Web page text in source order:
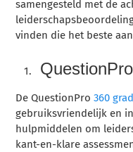
samengesteld met de
vinden die het beste
De QuestionPro360
gebruiksvriendelijk en
hulpmiddelen om
kant-en-klare